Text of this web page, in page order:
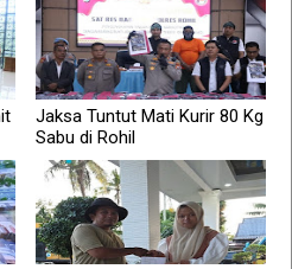
Jaksa Tuntut Mati Kurir 80 Kg
Sabu di Rohil